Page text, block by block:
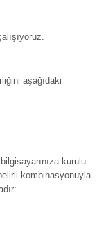
aşağıdaki
kurulu
kombinasyonuyla